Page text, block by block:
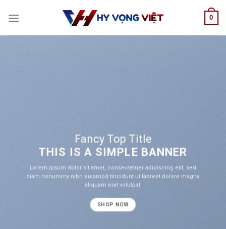
0
Fancy Top Title
THIS IS A SIMPLE BANNER
Lorem ipsum dolor sit amet, consectetuer adipiscing elit, sed
diam nonummy nibh euismod tincidunt ut laoreet dolore magna
aliquam erat volutpat.
SHOP NOW